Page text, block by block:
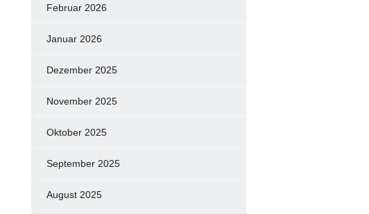
Februar 2026
Januar 2026
Dezember 2025
November 2025
Oktober 2025
September 2025
August 2025